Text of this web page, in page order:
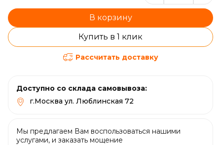
В корзину
Купить в 1 клик
Рассчитать доставку
Доступно со склада самовывоза:
г.Москва ул. Люблинская 72
Мы предлагаем Вам воспользоваться нашими
услугами, и заказать мощение